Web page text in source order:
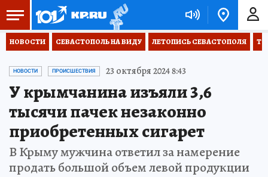
НОВОСТИ СЕВАСТОПОЛЬ НА ВИДУ ЛЕТОПИСЬ СЕВАСТОПОЛЯ
НОВОСТИ ПРОИСШЕСТВИЯ 23 октября 2024 8:43
У крымчанина изъяли 3,6
тысячи пачек незаконно
приобретенных сигарет
В Крыму мужчина ответил за намерение
продать большой объем левой продукции